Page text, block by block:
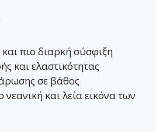
πιο διαρκή σύσφιξη
και ελαστικότητας
σε βάθος
νεανική και λεία εικόνα των